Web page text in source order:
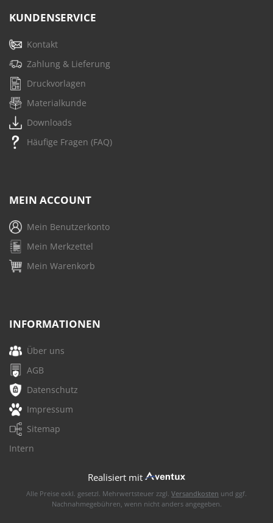
KUNDENSERVICE
Kontakt
Zahlung & Lieferung
Druckvorlagen
Materialkunde
Downloads
Häufige Fragen (FAQ)
MEIN ACCOUNT
Mein Benutzerkonto
Mein Merkzettel
Mein Warenkorb
INFORMATIONEN
Über uns
AGB
Datenschutz
Impressum
Sitemap
Intern
Realisiert mit
Alle Preise exkl. gesetzl. Mehrwertsteuer zzgl. Versandkosten und ggf.
Nachnahmegebühren, wenn nicht anders angegeben.